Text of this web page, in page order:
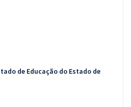
de Educação do Estado de